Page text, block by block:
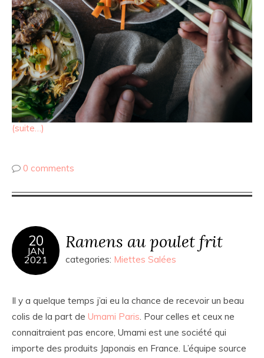
(suite…)
0 comments
20
JAN
2021
Ramens au poulet frit
categories: Miettes Salées
Il y a quelque temps j’ai eu la chance de recevoir un beau
colis de la part de Umami Paris. Pour celles et ceux ne
connaitraient pas encore, Umami est une société qui
importe des produits Japonais en France. L’équipe source